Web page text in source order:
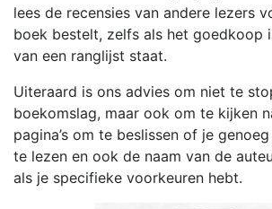
lees de recensies van andere lezers
boek bestelt, zelfs als het goedkoop
van een ranglijst staat.
Uiteraard is ons advies om niet te
boekomslag, maar ook om te kijken
pagina’s om te beslissen of je
te lezen en ook de naam van de
als je specifieke voorkeuren hebt.